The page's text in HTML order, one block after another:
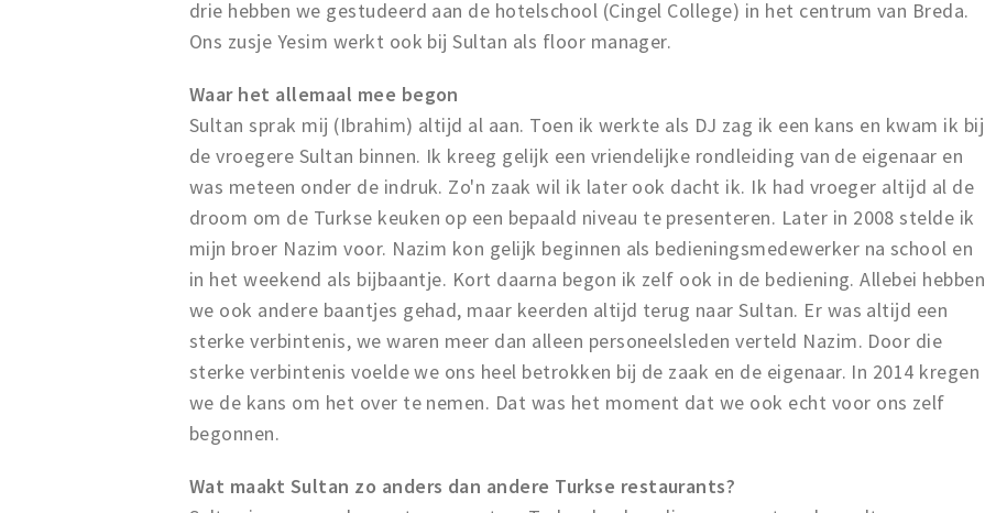
drie hebben we gestudeerd aan de hotelschool (Cingel College) in het centrum van Breda.
Ons zusje Yesim werkt ook bij Sultan als floor manager.
Waar het allemaal mee begon
Sultan sprak mij (Ibrahim) altijd al aan. Toen ik werkte als DJ zag ik een kans en kwam ik bij
de vroegere Sultan binnen. Ik kreeg gelijk een vriendelijke rondleiding van de eigenaar en
was meteen onder de indruk. Zo'n zaak wil ik later ook dacht ik. Ik had vroeger altijd al de
droom om de Turkse keuken op een bepaald niveau te presenteren. Later in 2008 stelde ik
mijn broer Nazim voor. Nazim kon gelijk beginnen als bedieningsmedewerker na school en
in het weekend als bijbaantje. Kort daarna begon ik zelf ook in de bediening. Allebei hebben
we ook andere baantjes gehad, maar keerden altijd terug naar Sultan. Er was altijd een
sterke verbintenis, we waren meer dan alleen personeelsleden verteld Nazim. Door die
sterke verbintenis voelde we ons heel betrokken bij de zaak en de eigenaar. In 2014 kregen
we de kans om het over te nemen. Dat was het moment dat we ook echt voor ons zelf
begonnen.
Wat maakt Sultan zo anders dan andere Turkse restaurants?